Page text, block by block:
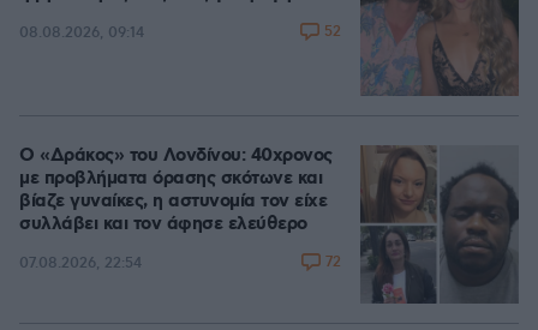
08.08.2026, 09:14 52
Ο «Δράκος» του Λονδίνου: 40χρονος
με προβλήματα όρασης σκότωνε και
βίαζε γυναίκες, η αστυνομία τον είχε
συλλάβει και τον άφησε ελεύθερο
07.08.2026, 22:54 72